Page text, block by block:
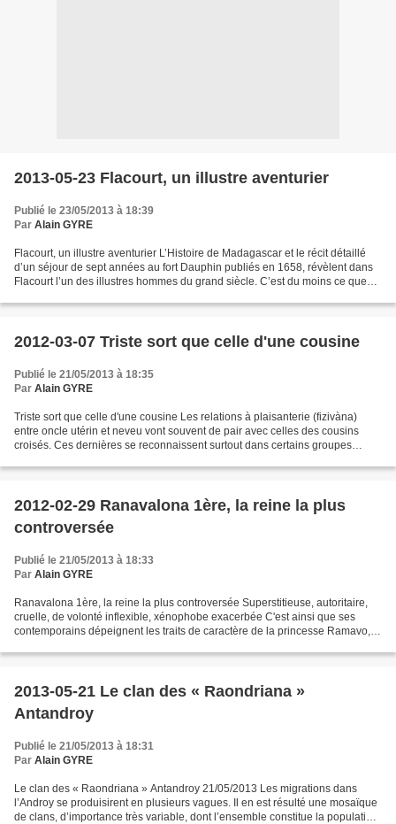
2013-05-23 Flacourt, un illustre aventurier
Publié le 23/05/2013 à 18:39
Par Alain GYRE
Flacourt, un illustre aventurier L’Histoire de Madagascar et le récit détaillé
d’un séjour de sept années au fort Dauphin publiés en 1658, révèlent dans
Flacourt l’un des illustres hommes du grand siècle. C’est du moins ce que
2012-03-07 Triste sort que celle d'une cousine
Publié le 21/05/2013 à 18:35
Par Alain GYRE
Triste sort que celle d'une cousine Les relations à plaisanterie (fizivàna)
entre oncle utérin et neveu vont souvent de pair avec celles des cousins
croisés. Ces dernières se reconnaissent surtout dans certains groupes
2012-02-29 Ranavalona 1ère, la reine la plus
controversée
Publié le 21/05/2013 à 18:33
Par Alain GYRE
Ranavalona 1ère, la reine la plus controversée Superstitieuse, autoritaire,
cruelle, de volonté inflexible, xénophobe exacerbée C'est ainsi que ses
contemporains dépeignent les traits de caractère de la princesse Ramavo,
2013-05-21 Le clan des « Raondriana »
Antandroy
Publié le 21/05/2013 à 18:31
Par Alain GYRE
Le clan des « Raondriana » Antandroy 21/05/2013 Les migrations dans
l’Androy se produisirent en plusieurs vagues. Il en est résulté une mosaïque
de clans, d’importance très variable, dont l’ensemble constitue la population